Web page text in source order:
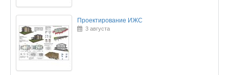
Проектирование ИЖС
3 августа